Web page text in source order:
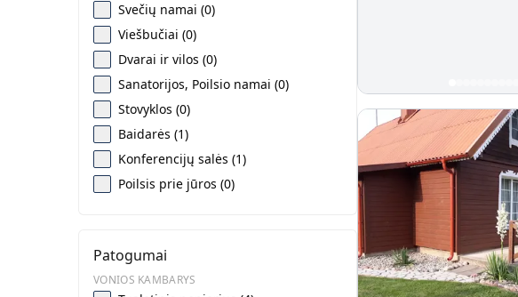
Svečių namai (0)
Viešbučiai (0)
Dvarai ir vilos (0)
Sanatorijos, Poilsio namai (0)
Stovyklos (0)
Baidarės (1)
Konferencijų salės (1)
Poilsis prie jūros (0)
Patogumai
VONIOS KAMBARYS